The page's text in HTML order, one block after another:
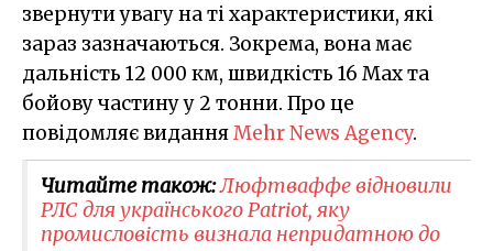
звернути увагу на ті характеристики, які
зараз зазначаються. Зокрема, вона має
дальність 12 000 км, швидкість 16 Мах та
бойову частину у 2 тонни. Про це
повідомляє виданняMehr News Agency.
Читайте також:Люфтваффе відновили
РЛС для українського Patriot, яку
промисловість визнала непридатною до